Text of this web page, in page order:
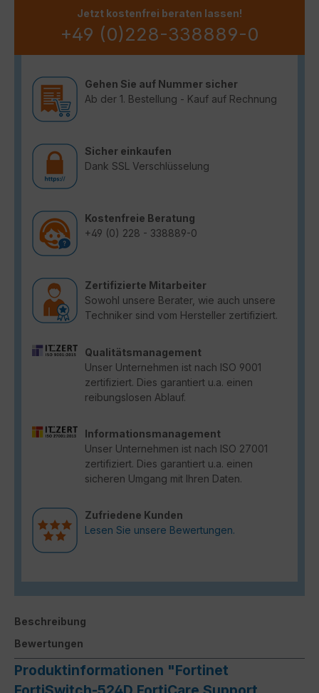
Jetzt kostenfrei beraten lassen!
+49 (0)228-338889-0
Gehen Sie auf Nummer sicher
Ab der 1. Bestellung - Kauf auf Rechnung
Sicher einkaufen
Dank SSL Verschlüsselung
Kostenfreie Beratung
+49 (0) 228 - 338889-0
Zertifizierte Mitarbeiter
Sowohl unsere Berater, wie auch unsere
Techniker sind vom Hersteller zertifiziert.
Qualitätsmanagement
Unser Unternehmen ist nach ISO 9001
zertifiziert. Dies garantiert u.a. einen
reibungslosen Ablauf.
Informationsmanagement
Unser Unternehmen ist nach ISO 27001
zertifiziert. Dies garantiert u.a. einen
sicheren Umgang mit Ihren Daten.
Zufriedene Kunden
Lesen Sie unsere Bewertungen.
Beschreibung
Bewertungen
Produktinformationen "Fortinet